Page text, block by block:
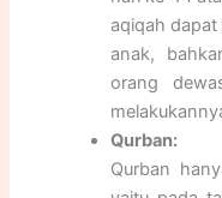
aqiqah dapat
anak,
orang
Qurban:
Qurban